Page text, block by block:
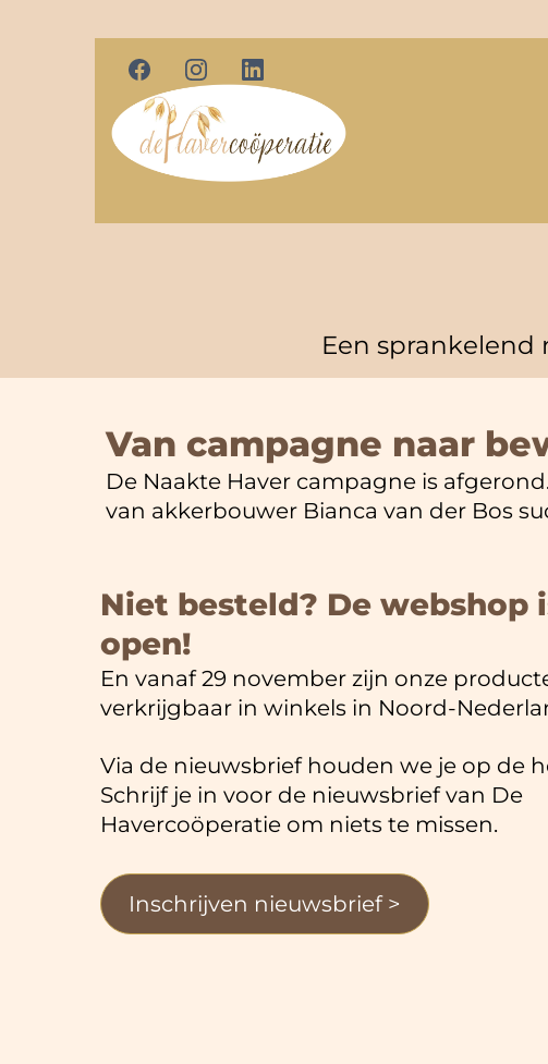
Een sprankelend
Van campagne naar
De Naakte Haver campagne is
van akkerbouwer Bianca van der Bos
Niet besteld? De webshop
open!
En vanaf 29 november zijn onze
verkrijgbaar in winkels in Noord-
Via de nieuwsbrief houden we je op de
Schrijf je in voor de nieuwsbrief van De
Havercoöperatie om niets te missen.
Inschrijven nieuwsbrief >